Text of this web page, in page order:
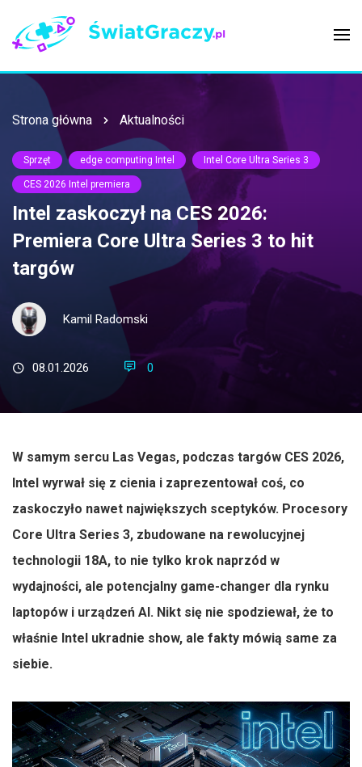
Strona główna Aktualności
Sprzęt edge computing Intel Intel Core Ultra Series 3
CES 2026 Intel premiera
Intel zaskoczył na CES 2026:
Premiera Core Ultra Series 3 to hit
targów
Kamil Radomski
08.01.2026 0
W samym sercu Las Vegas, podczas targów CES 2026,
Intel wyrwał się z cienia i zaprezentował coś, co
zaskoczyło nawet największych sceptyków. Procesory
Core Ultra Series 3, zbudowane na rewolucyjnej
technologii 18A, to nie tylko krok naprzód w
wydajności, ale potencjalny game-changer dla rynku
laptopów i urządzeń AI. Nikt się nie spodziewał, że to
właśnie Intel ukradnie show, ale fakty mówią same za
siebie.